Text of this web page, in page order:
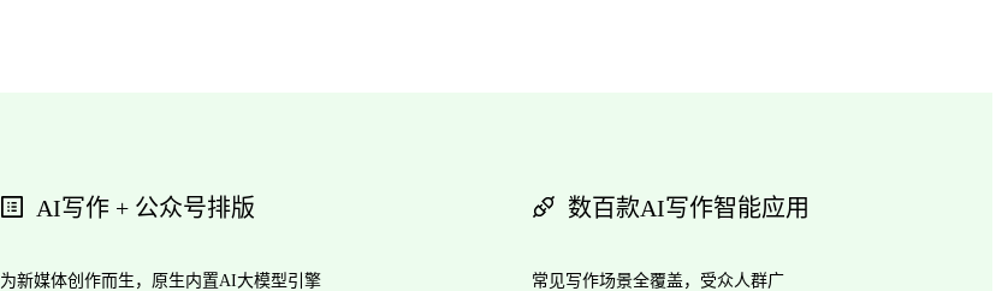
AI写作 + 公众号排版
为新媒体创作而生，原生内置AI大模型引擎
数百款AI写作智能应用
常见写作场景全覆盖，受众人群广